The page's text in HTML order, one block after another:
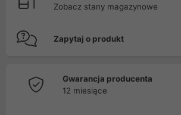
Zobacz stany magazynowe
Zapytaj o produkt
Gwarancja producenta
12 miesiące